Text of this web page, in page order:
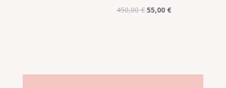
450,00€ Original
55,00 €